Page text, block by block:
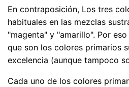
En contraposición, Los tres
habituales en las mezclas
"magenta" y "amarillo". Por
que son los colores primarios
excelencia (aunque tampoco
Cada uno de los colores